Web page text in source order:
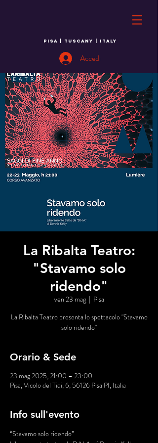
PISA | TUSCANY | ITALY
Accedi
La Ribalta Teatro:
"Stavamo solo
ridendo"
ven 23 mag
  |
Pisa
La Ribalta Teatro presenta lo spettacolo "Stavamo
solo ridendo"
Orario & Sede
23 mag 2025, 21:00 – 23:00
Pisa, Vicolo del Tidi, 6, 56126 Pisa PI, Italia
Info sull'evento
“Stavamo solo ridendo”